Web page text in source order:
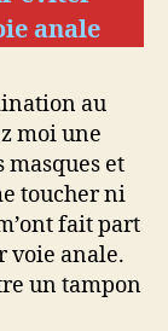
anale
au
moi une
masques et
toucher ni
fait part
voie anale.
un tampon